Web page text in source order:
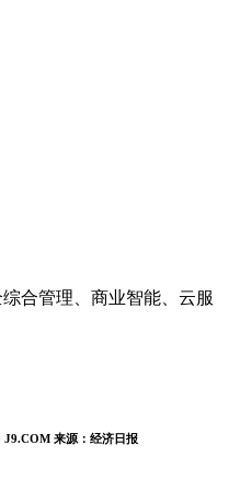
合管理、商业智能、云服
J9.COM 来源： 经济日报